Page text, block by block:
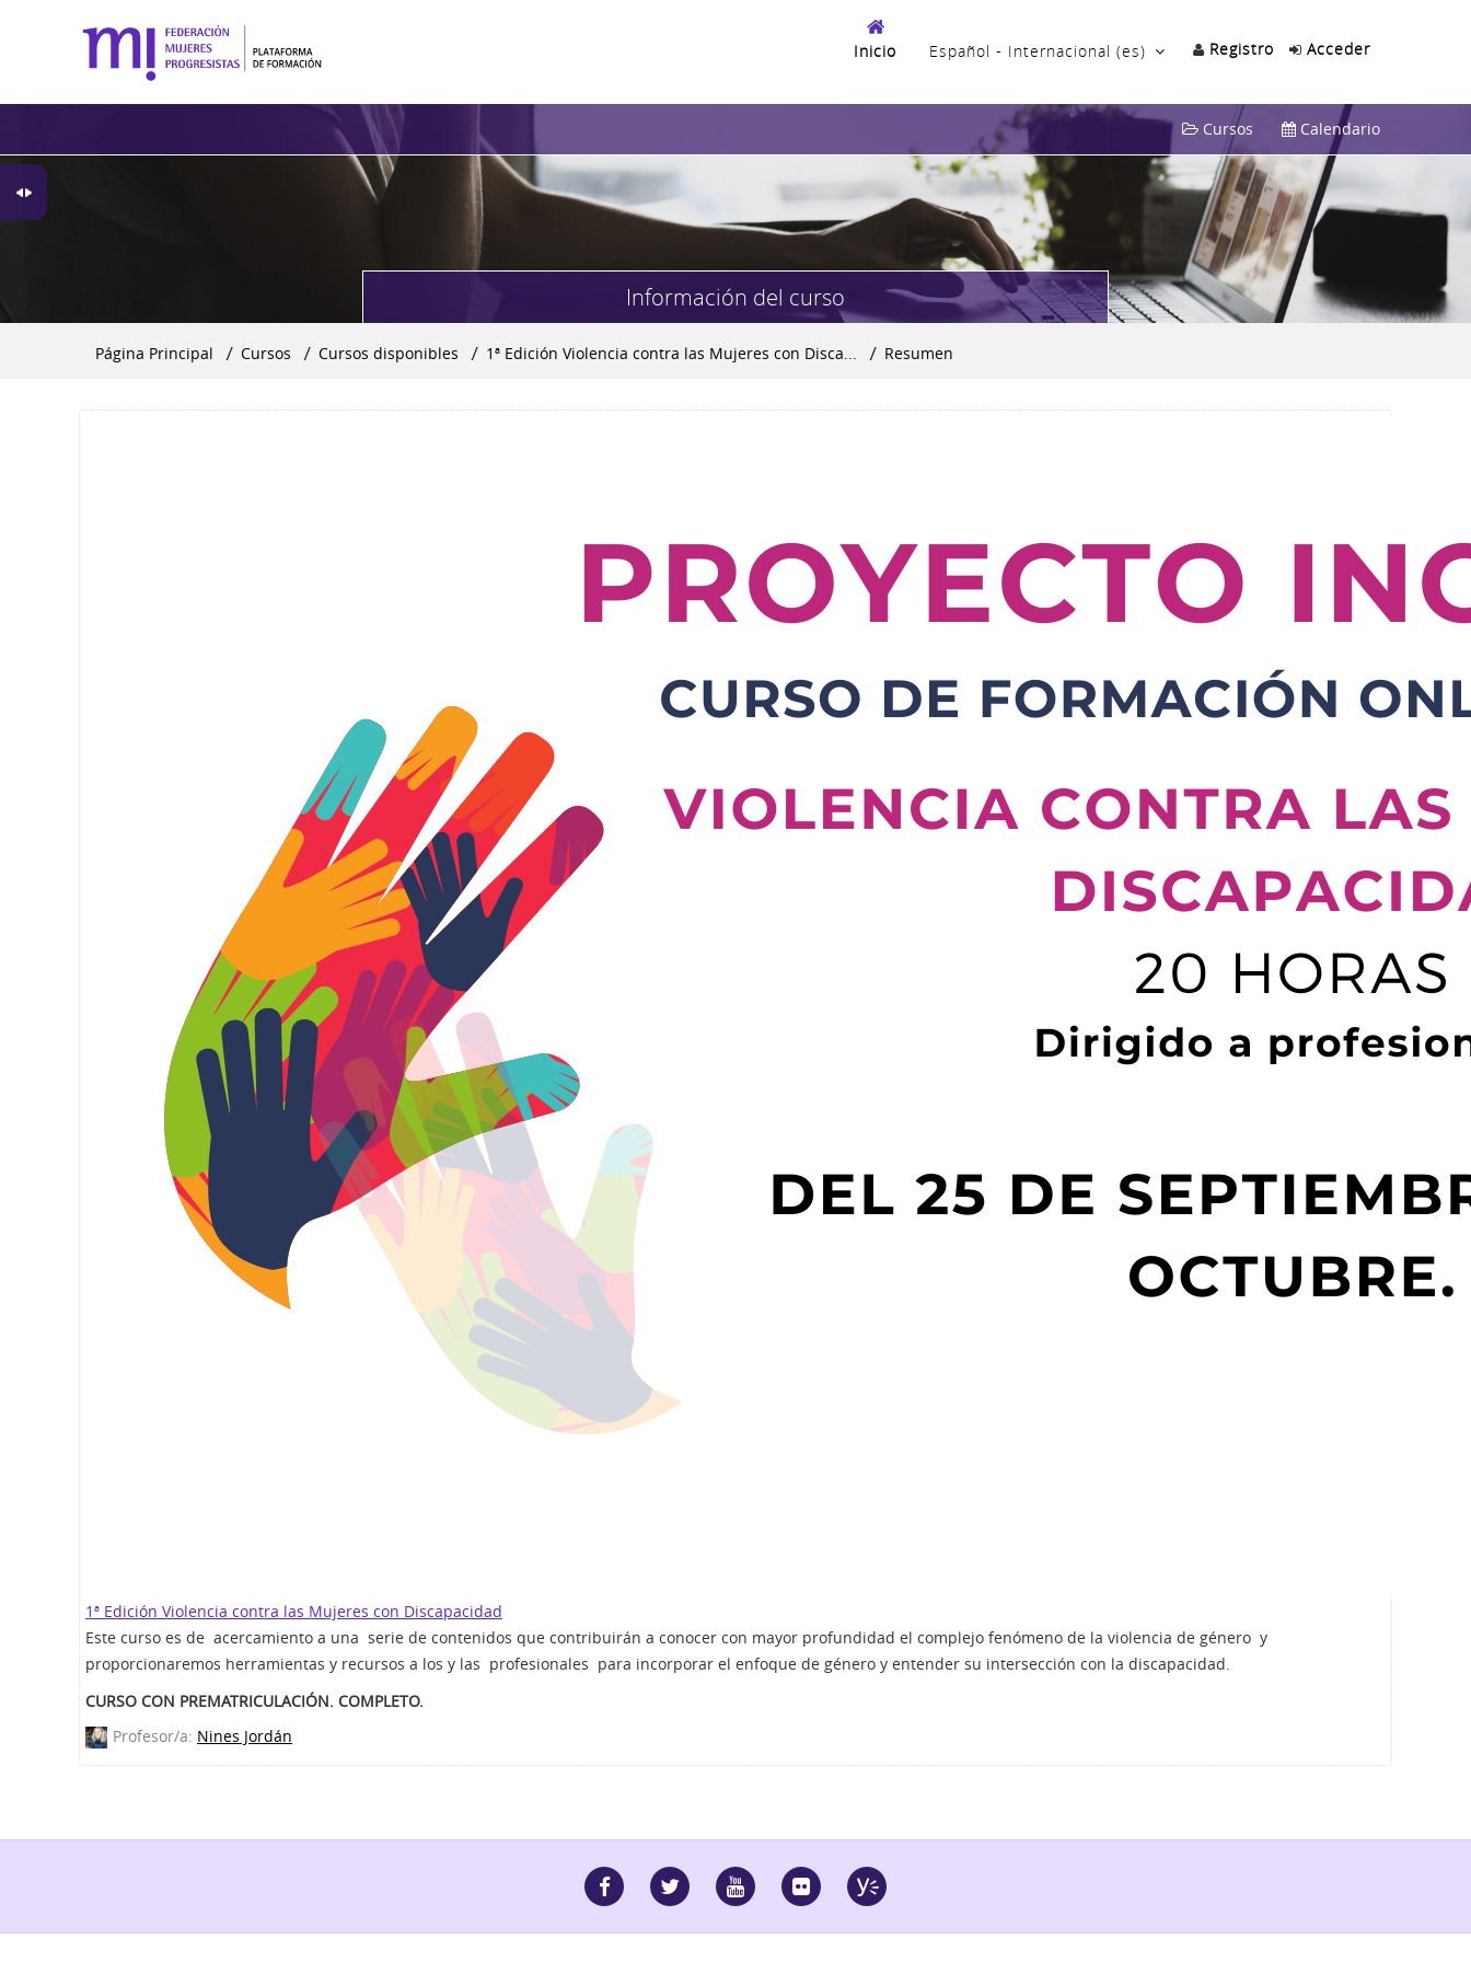
Inicio Registro Acceder
Español - Internacional ‎(es)‎
Cursos Calendario
Información del curso
Página Principal ▶︎ Cursos ▶︎ Cursos disponibles ▶︎ 1ª Edición Violencia contra las Mujeres con Disca... ▶︎ Resumen
1ª Edición Violencia contra las Mujeres con Discapacidad
Este curso es de acercamiento a una serie de contenidos que contribuirán a conocer con mayor profundidad el complejo fenómeno de la violencia de género y
proporcionaremos herramientas y recursos a los y las profesionales para incorporar el enfoque de género y entender su intersección con la discapacidad.
CURSO CON PREMATRICULACIÓN. COMPLETO.
Profesor/a: Nines Jordán